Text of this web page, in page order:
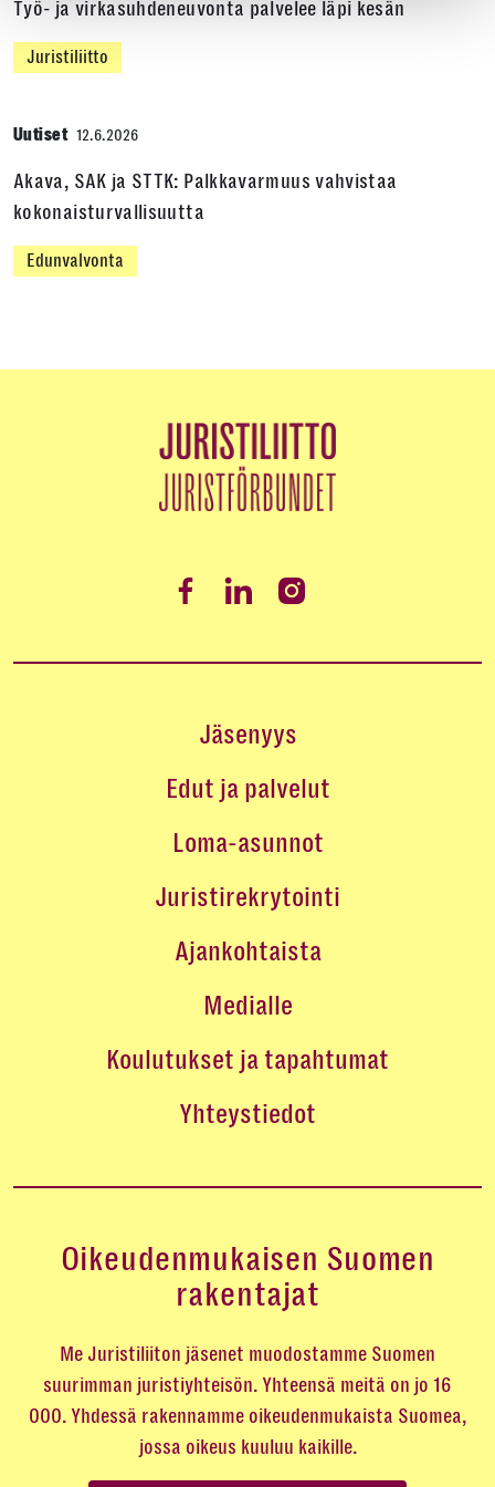
Työ- ja virkasuhdeneuvonta palvelee läpi kesän
Juristiliitto
Uutiset 12.6.2026
Akava, SAK ja STTK: Palkkavarmuus vahvistaa
kokonaisturvallisuutta
Edunvalvonta
Jäsenyys
Edut ja palvelut
Loma-asunnot
Juristirekrytointi
Ajankohtaista
Medialle
Koulutukset ja tapahtumat
Yhteystiedot
Oikeudenmukaisen Suomen
rakentajat
Me Juristiliiton jäsenet muodostamme Suomen
suurimman juristiyhteisön. Yhteensä meitä on jo 16
000. Yhdessä rakennamme oikeudenmukaista Suomea,
jossa oikeus kuuluu kaikille.